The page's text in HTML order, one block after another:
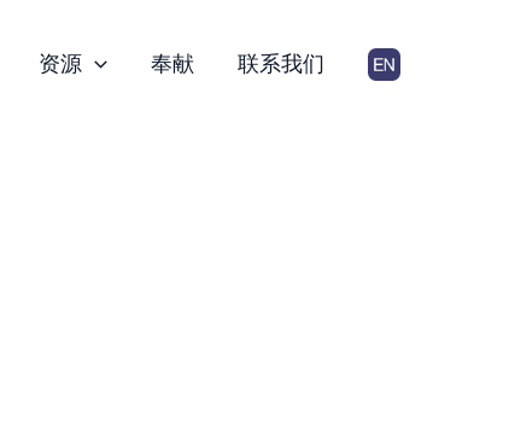
资源 奉献 联系我们